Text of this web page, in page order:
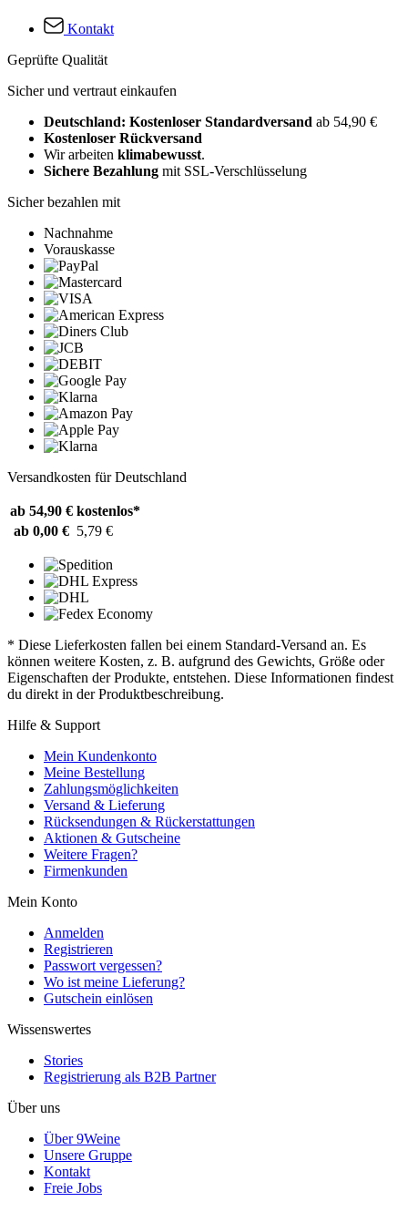
Kontakt
Geprüfte Qualität
Sicher und vertraut einkaufen
Deutschland: Kostenloser Standardversand ab 54,90 €
Kostenloser Rückversand
Wir arbeiten klimabewusst.
Sichere Bezahlung mit SSL-Verschlüsselung
Sicher bezahlen mit
Nachnahme
Vorauskasse
Versandkosten für Deutschland
ab 54,90 € kostenlos*
ab 0,00 € 5,79 €
* Diese Lieferkosten fallen bei einem Standard-Versand an. Es
können weitere Kosten, z. B. aufgrund des Gewichts, Größe oder
Eigenschaften der Produkte, entstehen. Diese Informationen findest
du direkt in der Produktbeschreibung.
Hilfe & Support
Mein Kundenkonto
Meine Bestellung
Zahlungsmöglichkeiten
Versand & Lieferung
Rücksendungen & Rückerstattungen
Aktionen & Gutscheine
Weitere Fragen?
Firmenkunden
Mein Konto
Anmelden
Registrieren
Passwort vergessen?
Wo ist meine Lieferung?
Gutschein einlösen
Wissenswertes
Stories
Registrierung als B2B Partner
Über uns
Über 9Weine
Unsere Gruppe
Kontakt
Freie Jobs